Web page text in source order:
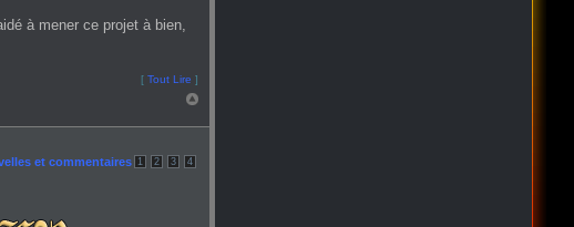
à mener ce projet à bien,
[ Tout Lire ]
1 2 3 4
et commentaires